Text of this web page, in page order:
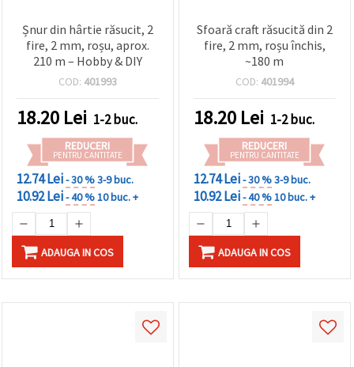
Șnur din hârtie răsucit, 2
fire, 2 mm, roșu, aprox.
210 m – Hobby & DIY
COD: 401993
18.20 Lei 1-2 buc.
REDUCERI
PENTRU CANTITATE
12.74 Lei- 30 %3-9 buc.
10.92 Lei- 40 %10 buc. +
ADAUGA IN COS
Sfoară craft răsucită din 2
fire, 2 mm, roșu închis,
~180 m
COD: 401994
18.20 Lei 1-2 buc.
REDUCERI
PENTRU CANTITATE
12.74 Lei- 30 %3-9 buc.
10.92 Lei- 40 %10 buc. +
ADAUGA IN COS